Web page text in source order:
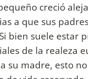
creció
a que sus
bien suele estar
de la realeza
su madre, esto